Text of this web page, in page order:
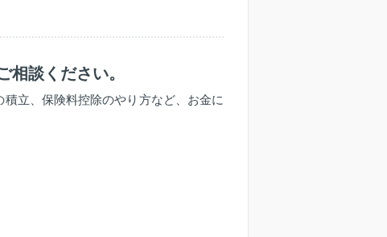
相談ください。
立、保険料控除のやり方など、お金に